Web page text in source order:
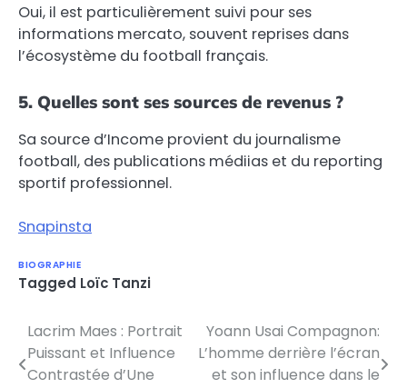
Oui, il est particulièrement suivi pour ses
informations mercato, souvent reprises dans
l’écosystème du football français.
5. Quelles sont ses sources de revenus ?
Sa source d’Income provient du journalisme
football, des publications médiias et du reporting
sportif professionnel.
Snapinsta
BIOGRAPHIE
Tagged Loïc Tanzi
Post
navigation
Lacrim Maes : Portrait
Puissant et Influence
Contrastée d’Une
Yoann Usai Compagnon:
L’homme derrière l’écran
et son influence dans le